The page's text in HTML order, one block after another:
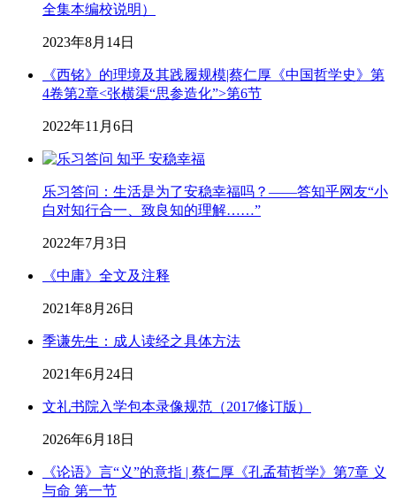
全集本编校说明）
2023年8月14日
《西铭》的理境及其践履规模|蔡仁厚《中国哲学史》第
4卷第2章<张横渠“思参造化”>第6节
2022年11月6日
乐习答问：生活是为了安稳幸福吗？——答知乎网友“小
白对知行合一、致良知的理解……”
2022年7月3日
《中庸》全文及注释
2021年8月26日
季谦先生：成人读经之具体方法
2021年6月24日
文礼书院入学包本录像规范（2017修订版）
2026年6月18日
《论语》言“义”的意指 | 蔡仁厚《孔孟荀哲学》第7章 义
与命 第一节